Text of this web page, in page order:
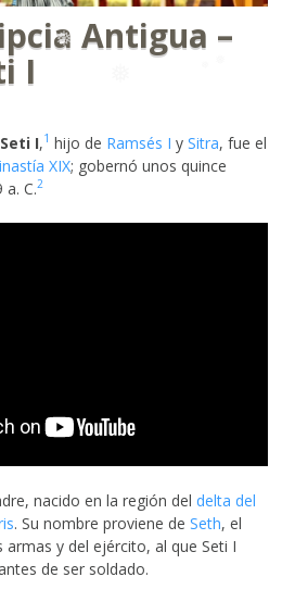
❅
❅
Antigua –
I
Seti I,1 ​ hijo de Ramsés I y Sitra, fue el
XIX; gobernó unos quince
C.2
nacido en la región del delta del
. Su nombre proviene de Seth, el
armas y del ejército, al que Seti I
de ser soldado.